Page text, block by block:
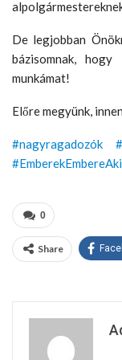
De legjobban
bázisomnak,
munkámat!
Előre megyünk,
#nagyragadozók
0
Share